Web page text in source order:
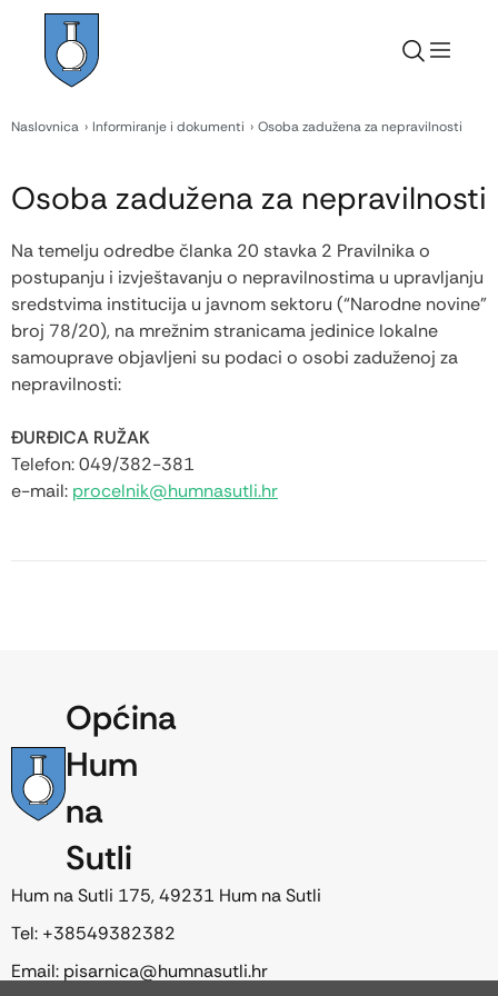
Naslovnica Informiranje i dokumenti Osoba zadužena za nepravilnosti
Osoba zadužena za nepravilnosti
Na temelju odredbe članka 20 stavka 2 Pravilnika o
postupanju i izvještavanju o nepravilnostima u upravljanju
sredstvima institucija u javnom sektoru (“Narodne novine”
broj 78/20), na mrežnim stranicama jedinice lokalne
samoupraveobjavljeni su podaci o osobi zaduženoj za
nepravilnosti:
ĐURĐICA RUŽAK
Telefon: 049/382-381
e-mail: procelnik@humnasutli.hr
Općina
Hum
na
Sutli
Hum na Sutli 175, 49231 Hum na Sutli
Tel: +38549382382
Email: pisarnica@humnasutli.hr